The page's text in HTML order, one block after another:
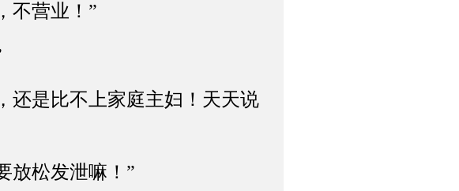
不营业！”
是比不上家庭主妇！天天说
松发泄嘛！”